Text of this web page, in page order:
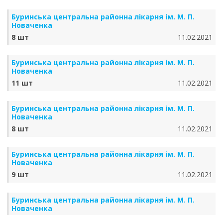
Буринська центральна районна лікарня ім. М. П.
Новаченка
8 шт
11.02.2021
Буринська центральна районна лікарня ім. М. П.
Новаченка
11 шт
11.02.2021
Буринська центральна районна лікарня ім. М. П.
Новаченка
8 шт
11.02.2021
Буринська центральна районна лікарня ім. М. П.
Новаченка
9 шт
11.02.2021
Буринська центральна районна лікарня ім. М. П.
Новаченка